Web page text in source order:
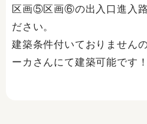
区画⑤区画⑥の出入口進入路
ださい。
建築条件付いておりません
ーカさんにて建築可能です！